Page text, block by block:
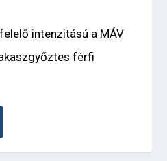
intenzitású a MÁV
férfi